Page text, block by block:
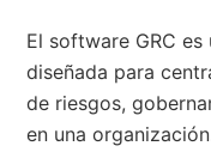
El software GRC
diseñada para
de riesgos,
en una